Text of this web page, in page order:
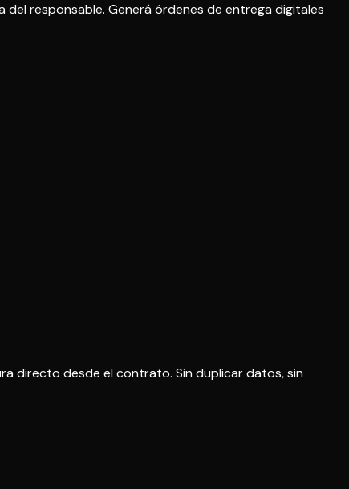
responsable. Generá órdenes de entrega digitales
directo desde el contrato. Sin duplicar datos, sin